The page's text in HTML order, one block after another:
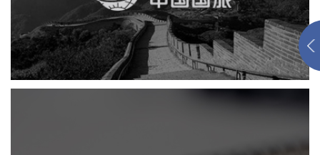
电商网站 网站建设
国家文化项目产业平台